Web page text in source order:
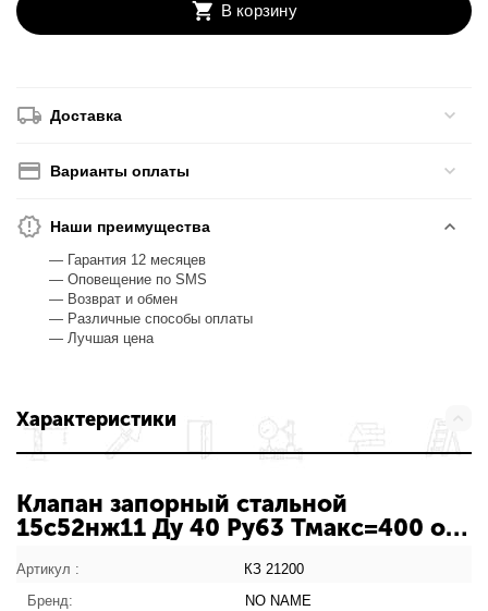
В корзину
Доставка
Варианты оплаты
Наши преимущества
— Гарантия 12 месяцев
— Оповещение по SMS
— Возврат и обмен
— Различные способы оплаты
— Лучшая цена
Характеристики
Клапан запорный стальной
15с52нж11 Ду 40 Ру63 Тмакс=400 оС
2984: характеристики товара
Артикул :
КЗ 21200
Бренд:
NO NAME